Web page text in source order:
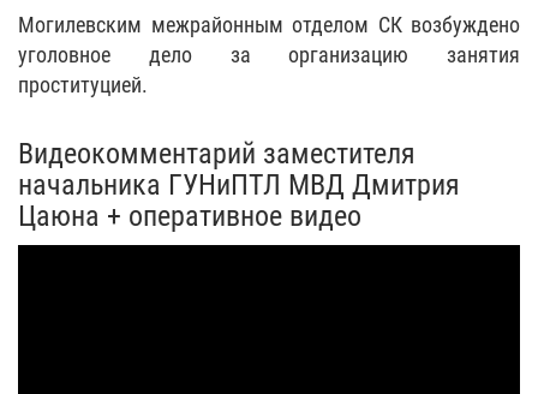
Могилевским межрайонным отделом СК возбуждено
уголовное дело за организацию занятия
проституцией.
Видеокомментарий заместителя
начальника ГУНиПТЛ МВД Дмитрия
Цаюна + оперативное видео